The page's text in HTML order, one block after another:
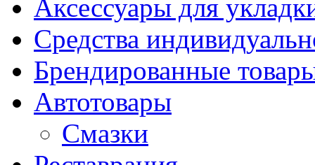
Аксессуары для
Средства
Брендированные
Автотовары
Смазки